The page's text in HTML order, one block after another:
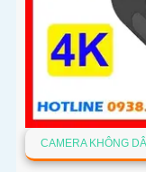
CAMERA KHÔNG